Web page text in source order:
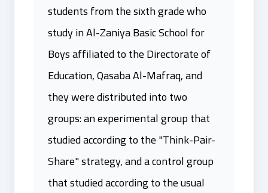
students from the sixth grade who
study in Al-Zaniya Basic School for
Boys affiliated to the Directorate of
Education, Qasaba Al-Mafraq, and
they were distributed into two
groups: an experimental group that
studied according to the "Think-Pair-
Share" strategy, and a control group
that studied according to the usual